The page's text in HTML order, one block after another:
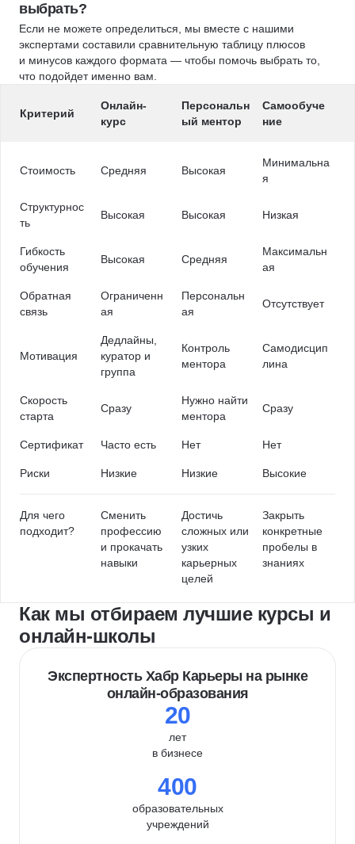
выбрать?
Если не можете определиться, мы вместе с нашими
экспертами составили сравнительную таблицу плюсов
и минусов каждого формата — чтобы помочь выбрать то,
что подойдет именно вам.
Критерий
Онлайн-
курс
Персональн
ый ментор
Самообуче
ние
Стоимость Средняя Высокая
Минимальна
я
Структурнос
ть
Высокая Высокая Низкая
Гибкость
обучения
Высокая Средняя
Максимальн
ая
Обратная
связь
Ограниченн
ая
Персональн
ая
Отсутствует
Мотивация
Дедлайны,
куратор и
группа
Контроль
ментора
Самодисцип
лина
Скорость
старта
Сразу
Нужно найти
ментора
Сразу
Сертификат Часто есть Нет Нет
Риски Низкие Низкие Высокие
Для чего
подходит?
Сменить
профессию
и прокачать
навыки
Достичь
сложных или
узких
карьерных
целей
Закрыть
конкретные
пробелы в
знаниях
Как мы отбираем лучшие курсы и
онлайн-школы
Экспертность Хабр Карьеры на рынке
онлайн-образования
20
лет
в бизнесе
400
образовательных
учреждений